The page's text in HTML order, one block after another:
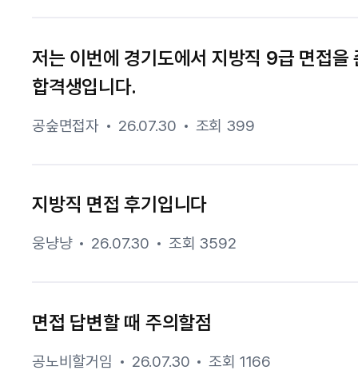
저는 이번에 경기도에서 지방직 9급 면접을
합격생입니다.
공숲면접자 26.07.30 조회 399
지방직 면접 후기입니다
웅냥냥 26.07.30 조회 3592
면접 답변할 때 주의할점
공노비할거임 26.07.30 조회 1166